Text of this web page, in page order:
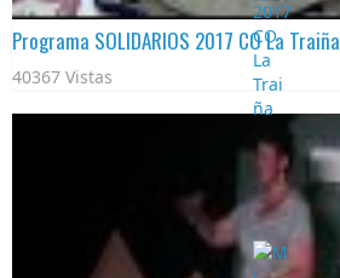
Programa SOLIDARIOS 2017 CO La Traiña
40367 Vistas